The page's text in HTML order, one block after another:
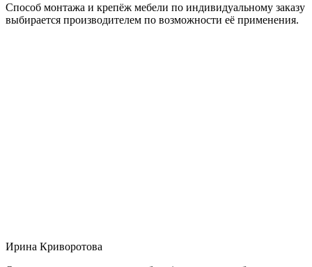
Способ монтажа и крепёж мебели по индивидуальному заказу
выбирается производителем по возможности её применения.
Ирина Криворотова